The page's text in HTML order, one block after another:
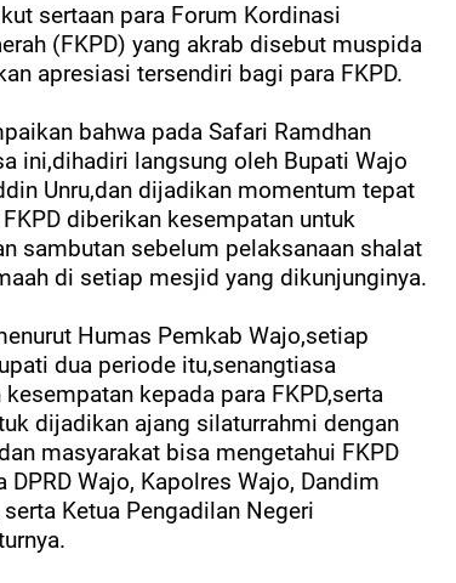
sertaan para Forum Kordinasi
(FKPD) yang akrab disebut muspida
apresiasi tersendiri bagi para FKPD.
bahwa pada Safari Ramdhan
ini,dihadiri langsung oleh Bupati Wajo
Unru,dan dijadikan momentum tepat
diberikan kesempatan untuk
sambutan sebelum pelaksanaan shalat
di setiap mesjid yang dikunjunginya.
Humas Pemkab Wajo,setiap
dua periode itu,senangtiasa
kepada para FKPD,serta
dijadikan ajang silaturrahmi dengan
masyarakat bisa mengetahui FKPD
DPRD Wajo, Kapolres Wajo, Dandim
Ketua Pengadilan Negeri